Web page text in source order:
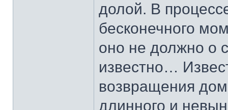
долой. В
бесконечного
оно не должно о
известно…
возвращения
длинного и